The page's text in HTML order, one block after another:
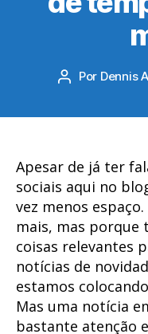
Autor
Por Dennis
Apesar de já ter
sociais aqui no
vez menos
mais, mas porque
coisas relevantes
notícias de
estamos
Mas uma notícia
bastante atenção